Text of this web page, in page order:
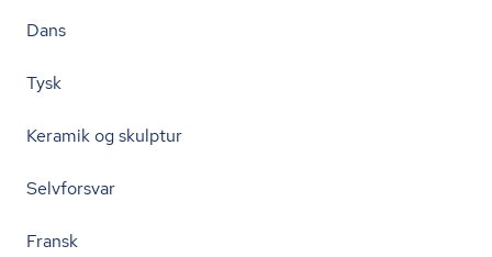
Dans
Tysk
Keramik og skulptur
Selvforsvar
Fransk